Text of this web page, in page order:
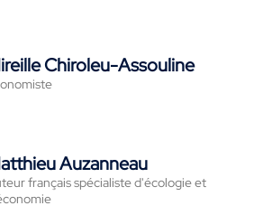
Chiroleu-Assouline
Auzanneau
français spécialiste d'écologie et